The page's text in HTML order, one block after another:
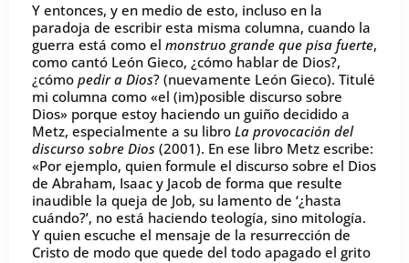
Y entonces, y en medio de esto, incluso en la
paradoja de escribir esta misma columna, cuando la
guerra está como el monstruo grande que pisa fuerte,
como cantó León Gieco, ¿cómo hablar de Dios?,
¿cómo pedir a Dios? (nuevamente León Gieco). Titulé
mi columna como «el (im)posible discurso sobre
Dios» porque estoy haciendo un guiño decidido a
Metz, especialmente a su libro La provocación del
discurso sobre Dios (2001). En ese libro Metz escribe:
«Por ejemplo, quien formule el discurso sobre el Dios
de Abraham, Isaac y Jacob de forma que resulte
inaudible la queja de Job, su lamento de ‘¿hasta
cuándo?’, no está haciendo teología, sino mitología.
Y quien escuche el mensaje de la resurrección de
Cristo de modo que quede del todo apagado el grito